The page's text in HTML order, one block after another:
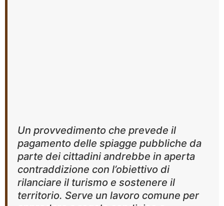
Un provvedimento che prevede il
pagamento delle spiagge pubbliche da
parte dei cittadini andrebbe in aperta
contraddizione con l’obiettivo di
rilanciare il turismo e sostenere il
territorio. Serve un lavoro comune per